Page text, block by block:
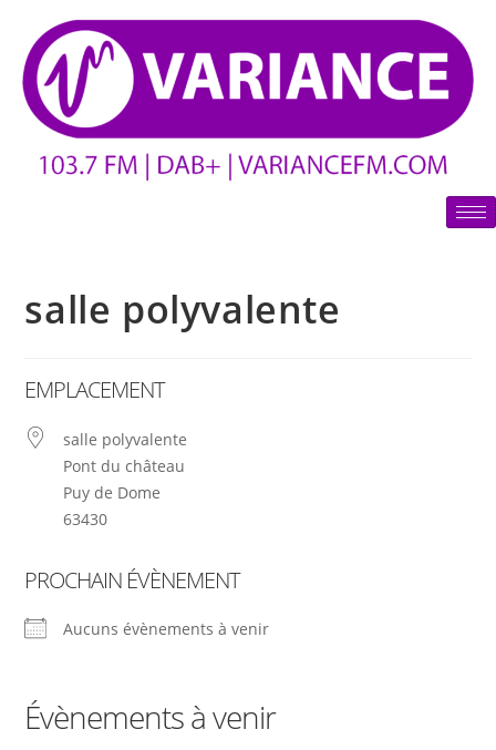
salle polyvalente
EMPLACEMENT
salle polyvalente
Pont du château
Puy de Dome
63430
PROCHAIN ÉVÈNEMENT
Aucuns évènements à venir
Évènements à venir